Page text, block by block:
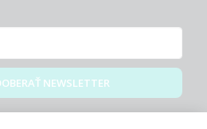
NEWSLETTER